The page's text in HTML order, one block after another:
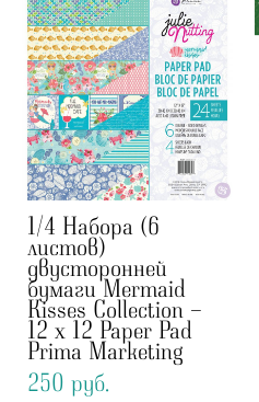
1/4 Набора (6
листов)
двусторонней
бумаги Mermaid
Kisses Collection -
12 x 12 Paper Pad
Prima Marketing
250 pуб.